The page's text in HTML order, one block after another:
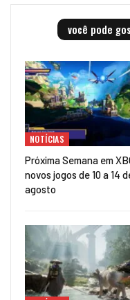
você pode
NOTÍCIAS
Próxima Semana em
novos jogos de 10 a 14
agosto